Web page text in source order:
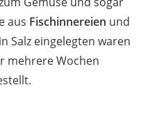
aus Fischinnereien und
Salz eingelegten waren
mehrere Wochen